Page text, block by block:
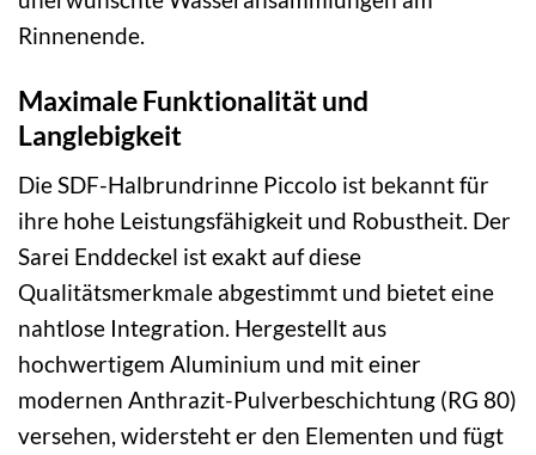
Rinnenende.
Maximale Funktionalität und
Langlebigkeit
Die SDF-Halbrundrinne Piccolo ist bekannt für
ihre hohe Leistungsfähigkeit und Robustheit. Der
Sarei Enddeckel ist exakt auf diese
Qualitätsmerkmale abgestimmt und bietet eine
nahtlose Integration. Hergestellt aus
hochwertigem Aluminium und mit einer
modernen Anthrazit-Pulverbeschichtung (RG 80)
versehen, widersteht er den Elementen und fügt